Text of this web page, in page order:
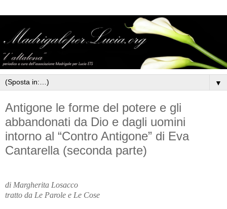
▼
Antigone le forme del potere e gli
abbandonati da Dio e dagli uomini
intorno al “Contro Antigone” di Eva
Cantarella (seconda parte)
di Margherita Losacco
tratto da Le Parole e Le Cose